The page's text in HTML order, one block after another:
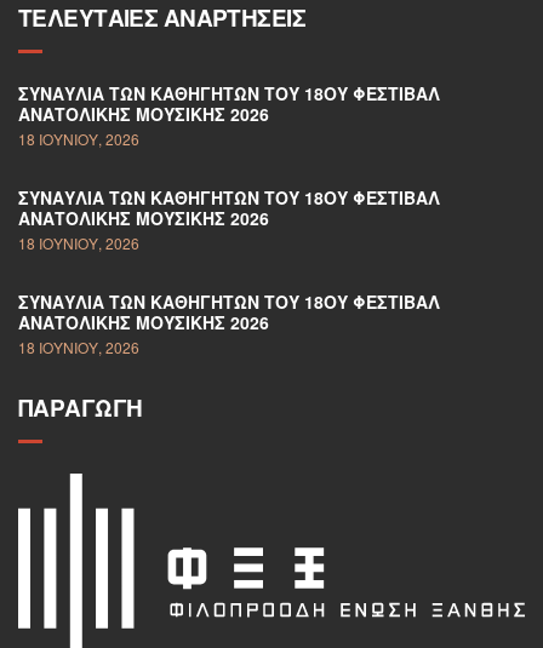
ΤΕΛΕΥΤΑΊΕΣ ΑΝΑΡΤΉΣΕΙΣ
ΣΥΝΑΥΛΊΑ ΤΩΝ ΚΑΘΗΓΗΤΏΝ ΤΟΥ 18ΟΥ ΦΕΣΤΙΒΆΛ
ΑΝΑΤΟΛΙΚΉΣ ΜΟΥΣΙΚΉΣ 2026
18 ΙΟΥΝΊΟΥ, 2026
ΣΥΝΑΥΛΊΑ ΤΩΝ ΚΑΘΗΓΗΤΏΝ ΤΟΥ 18ΟΥ ΦΕΣΤΙΒΆΛ
ΑΝΑΤΟΛΙΚΉΣ ΜΟΥΣΙΚΉΣ 2026
18 ΙΟΥΝΊΟΥ, 2026
ΣΥΝΑΥΛΊΑ ΤΩΝ ΚΑΘΗΓΗΤΏΝ ΤΟΥ 18ΟΥ ΦΕΣΤΙΒΆΛ
ΑΝΑΤΟΛΙΚΉΣ ΜΟΥΣΙΚΉΣ 2026
18 ΙΟΥΝΊΟΥ, 2026
ΠΑΡΑΓΩΓΉ